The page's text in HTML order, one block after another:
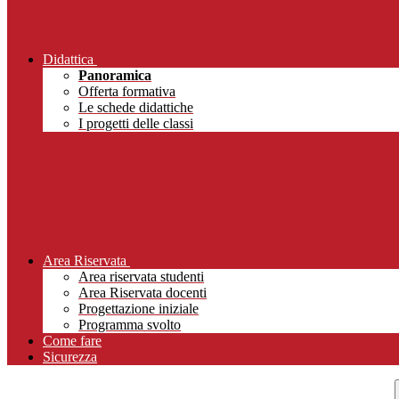
Didattica
Panoramica
Offerta formativa
Le schede didattiche
I progetti delle classi
Area Riservata
Area riservata studenti
Area Riservata docenti
Progettazione iniziale
Programma svolto
Come fare
Sicurezza